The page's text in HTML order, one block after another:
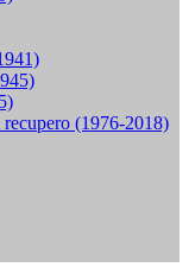
(1976-2018)